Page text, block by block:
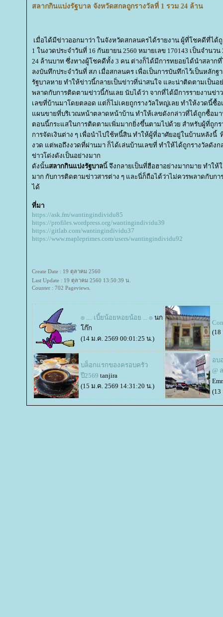
สลากกินแบ่งรัฐบาล จังหวัดสกลถูกรางวัลที่ 1 รวม 24 ล้าน
เมื่อได้มีข่าวออกมาว่า ในจังหวัดสกลนครได้รายงาน ผู้ที่โชคดีที่ได้
1 ในงวดประจำวันที่ 16 กันยายน 2560 หมายเลข 170143 เป็นจำนว
24 ล้านบาท ซึ่งทางผู้โชคดีทั้ง 3 คน ต่างก็ได้มีการทยอยได้นำสลาก
ลงบันทึกประจำวันที่ สภ เมื่อสกลนคร เพื่อเป็นการบันทึกไว้เป็นหลักฐ
รัฐบาลหาย ทำให้ข่าวนี้กลายเป็นข่าวที่น่าสนใจ และน่าติดตามเป็นอ
พลาดกับการติดตามข่าวนี้กันเลย นับได้ว่า จากที่ได้มีการรายงานข่า
เลขที่บ้านมาโดยตลอด แต่ก็ไม่เคยถูกรางวัลใหญ่เลย ทำให้งวดนี้ซื้อ
ผนขายที่บริเวณหน้าตลาดหน้าบ้าน ทำให้เลขดังกล่าวที่ได้ถูกซื้อม
ตอนนี้กระแสในการติดตามเพิ่มมากยิ่งขึ้นตามไปด้วย สำหรับผู้ที่ถูก
การจัดเงินต่าง ๆ เพื่อนำไปใช้หนี้สิน ทำให้ผู้ที่อาศัยอยู่ในบ้านหลัง
งวด แต่พอถึงงวดที่ผ่านมา ก็ได้เล่นบ้านเลขที่ ทำให้ได้ถูกรางวัลดัง
ข่าวโด่งดังเป็นอย่างมาก
ดังนั้นสลากกินแบ่งรัฐบาลนี้ จึงกลายเป็นที่ฮือฮาอย่างมากมาย ทำให้
มาก กับการติดตามข่าวสารต่าง ๆ และนี่ก็ถือได้ว่าไม่ควรพลาดกับก
ได้
ที่มา
https://ask.fm/wantingindividu85
https://profiles.wordpress.org/wantingindividu39
https://gitlab.com/wantingindividu37
https://www.mapleprimes.com/users/wantingindividu92
Create Date : 19 ตุลาคม 2560
Last Update : 19 ตุลาคม 2560 13:50:39 น.
Counter : 702 Pageviews.
๏ .... เบี้ยน้อยหอยน้อย ... ๏ นก
ก๊ก
(14 ม.ค. 2569 00:01:25 น.)
(18
บล็อกแรกของครอบครัว
ปี2569 tanjira
(15 ม.ค. 2569 14:31:20 น.)
อบ
@
(13